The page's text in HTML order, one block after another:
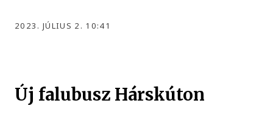
2023. JÚLIUS 2. 10:41
Új falubusz Hárskúton